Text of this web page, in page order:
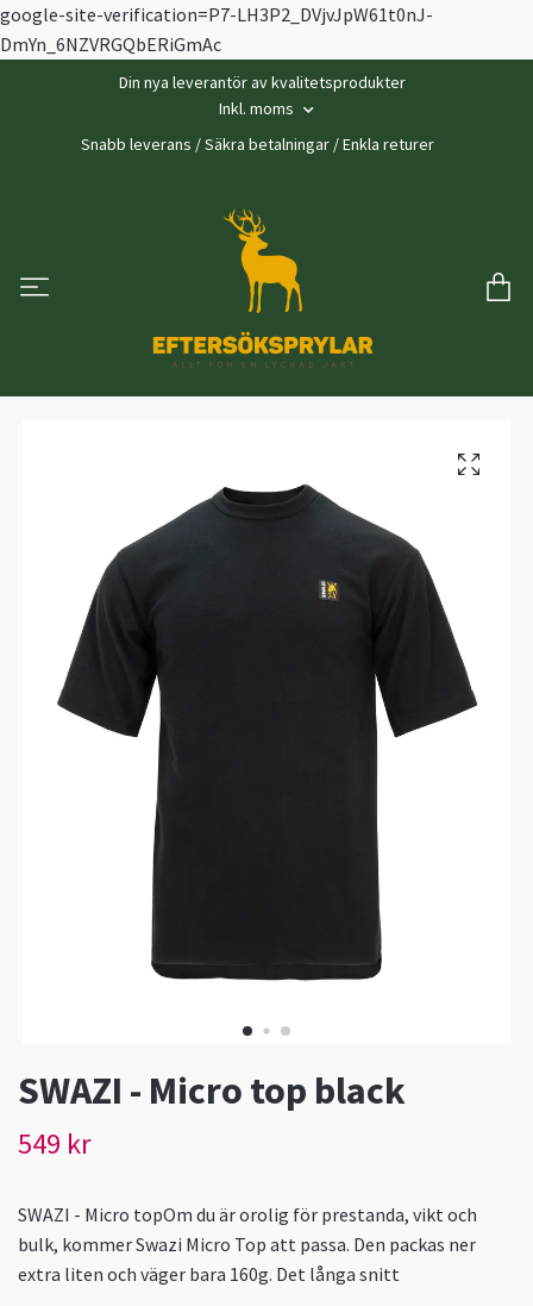
google-site-verification=P7-LH3P2_DVjvJpW61t0nJ-
DmYn_6NZVRGQbERiGmAc
Din nya leverantör av kvalitetsprodukter
Inkl. moms
Snabb leverans / Säkra betalningar / Enkla returer
SWAZI - Micro top black
549 kr
SWAZI - Micro topOm du är orolig för prestanda, vikt och
bulk, kommer Swazi Micro Top att passa. Den packas ner
extra liten och väger bara 160g. Det långa snitt